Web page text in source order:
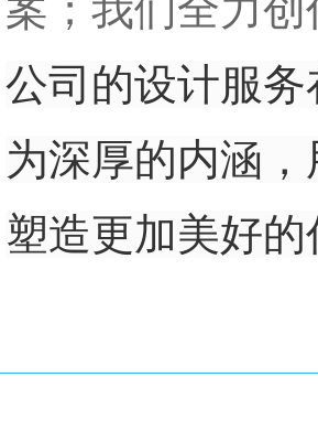
公司的设计服
为深厚的内涵
塑造更加美好的